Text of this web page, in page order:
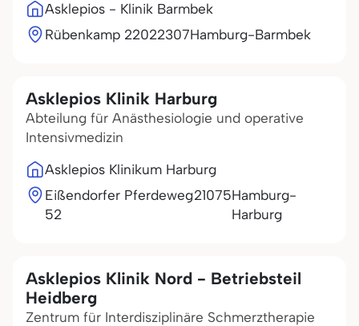
Asklepios - Klinik Barmbek
Rübenkamp 22022307Hamburg-Barmbek
Asklepios Klinik Harburg
Abteilung für Anästhesiologie und operative
Intensivmedizin
Asklepios Klinikum Harburg
Eißendorfer Pferdeweg
52
21075Hamburg-
Harburg
Asklepios Klinik Nord - Betriebsteil
Heidberg
Zentrum für Interdisziplinäre Schmerztherapie